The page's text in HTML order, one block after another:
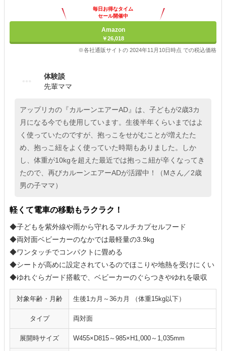
毎日お得なタイム
セール開催中
Amazon
￥26,018
※各社通販サイトの 2024年11月10日時点 での税込価格
体験談
先輩ママ
アップリカの『カルーンエアーAD』は、子どもが2歳3カ
月になる今でも使用しています。生後半年くらいまではよ
く使っていたのですが、抱っこをせがむことが増えたた
め、抱っこ紐をよく使っていた時期もありました。しか
し、体重が10kgを超えた最近では抱っこ紐が辛くなってき
たので、再びカルーンエアーADが活躍中！（Mさん／2歳
男の子ママ）
軽くて電車の移動もラクラク！
◆子どもを紫外線や雨から守れるマルチカプセルフード
◆両対面ベビーカーのなかでは最軽量の3.9kg
◆ワンタッチでコンパクトに畳める
◆シートが高めに設定されているのでほこりや地熱を受けにくい
◆ゆれぐらガード搭載で、ベビーカーのぐらつきやゆれを吸収
対象年齢・月齢 生後1カ月～36カ月 （体重15kg以下）
タイプ 両対面
展開時サイズ W455×D815～985×H1,000～1,035mm